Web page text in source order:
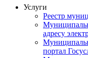
Услуги
Реестр
адресу
портал